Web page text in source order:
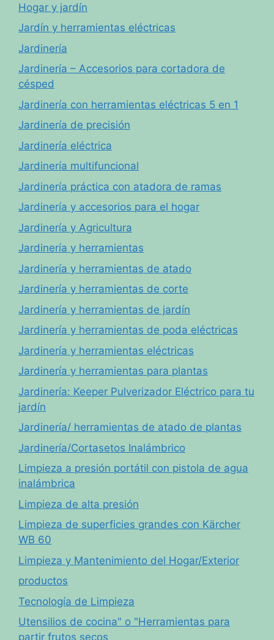
Hogar y jardín
Jardín y herramientas eléctricas
Jardinería
Jardinería – Accesorios para cortadora de
césped
Jardinería con herramientas eléctricas 5 en 1
Jardinería de precisión
Jardinería eléctrica
Jardinería multifuncional
Jardinería práctica con atadora de ramas
Jardinería y accesorios para el hogar
Jardinería y Agricultura
Jardinería y herramientas
Jardinería y herramientas de atado
Jardinería y herramientas de corte
Jardinería y herramientas de jardín
Jardinería y herramientas de poda eléctricas
Jardinería y herramientas eléctricas
Jardinería y herramientas para plantas
Jardinería: Keeper Pulverizador Eléctrico para tu
jardín
Jardinería/ herramientas de atado de plantas
Jardinería/Cortasetos Inalámbrico
Limpieza a presión portátil con pistola de agua
inalámbrica
Limpieza de alta presión
Limpieza de superficies grandes con Kärcher
WB 60
Limpieza y Mantenimiento del Hogar/Exterior
productos
Tecnología de Limpieza
Utensilios de cocina" o "Herramientas para
partir frutos secos